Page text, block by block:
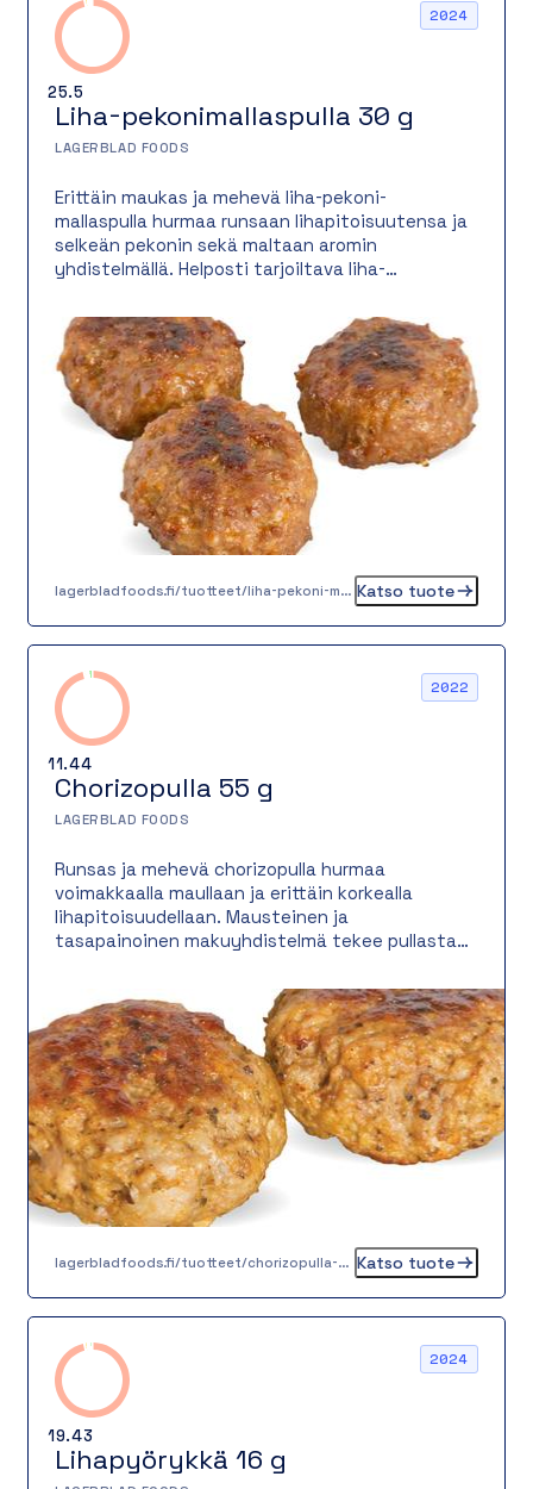
25.5
2024
Liha-pekonimallaspulla 30 g
LAGERBLAD FOODS
Erittäin maukas ja mehevä liha-pekoni-
mallaspulla hurmaa runsaan lihapitoisuutensa ja
selkeän pekonin sekä maltaan aromin
yhdistelmällä. Helposti tarjoiltava liha-
se tuo aterialle täyteläistä makua ja
houkuttelevaa ulkonäköä.
lagerbladfoods.fi/tuotteet/liha-pekoni-mallaspulla-30-g Katso tuote
11.44
2022
Chorizopulla 55 g
LAGERBLAD FOODS
Runsas ja mehevä chorizopulla hurmaa
voimakkaalla maullaan ja erittäin korkealla
lihapitoisuudellaan. Mausteinen ja
tasapainoinen makuyhdistelmä tekee pullasta
lounaslautaselle kuin à la carte -tarjoiluun.
Valmiiksi kypsä, pakasteena säilyvä pulla on
maidoton, laktoositon, gluteeniton eikä sisällä
kananmunaa, joten se sopii monenlaisiin
ruokavalioihin.
lagerbladfoods.fi/tuotteet/chorizopulla-55-g Katso tuote
19.43
2024
Lihapyörykkä 16 g